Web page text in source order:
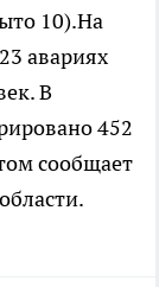
10).На
авариях
В
452
сообщает